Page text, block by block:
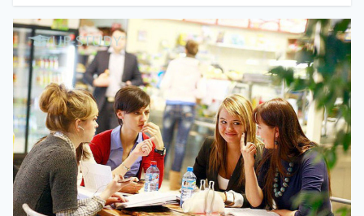
20.09
"Навчання